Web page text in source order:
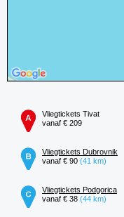
Vliegtickets Tivat
vanaf € 209
Vliegtickets Dubrovnik
vanaf € 90 (41 km)
Vliegtickets Podgorica
vanaf € 38 (44 km)